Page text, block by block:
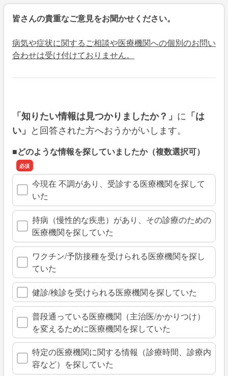
皆さんの貴重なご意見をお聞かせください。
病気や症状に関するご相談や医療機関への個別のお問い
合わせは受け付けておりません。
「知りたい情報は見つかりましたか？」 に 「は
い」 と回答された方へおうかがいします。
■どのような情報を探していましたか（複数選択可）
今現在 不調があり、受診する医療機関を探して
いた
持病（慢性的な疾患）があり、その診療のための
医療機関を探していた
ワクチン/予防接種を受けられる医療機関を探し
ていた
健診/検診を受けられる医療機関を探していた
普段通っている医療機関（主治医/かかりつけ）
を変えるために医療機関を探していた
特定の医療機関に関する情報（診療時間、診療内
容など）を探していた